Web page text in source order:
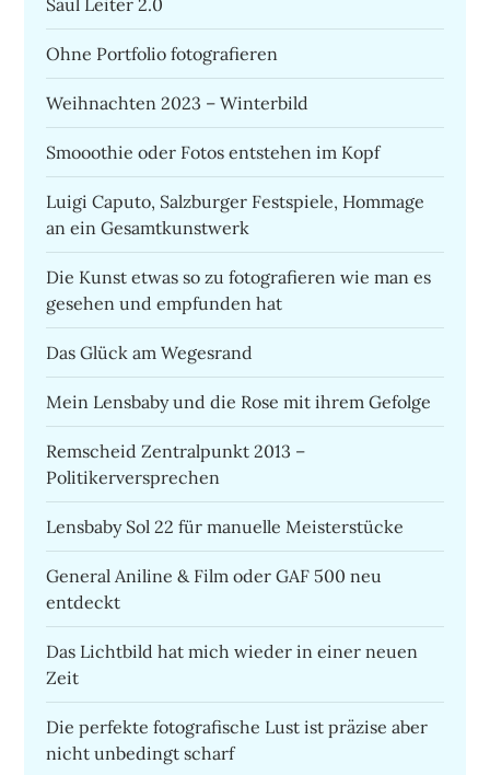
Ohne Portfolio fotografieren
Weihnachten 2023 – Winterbild
Smooothie oder Fotos entstehen im Kopf
Luigi Caputo, Salzburger Festspiele, Hommage
an ein Gesamtkunstwerk
Die Kunst etwas so zu fotografieren wie man es
gesehen und empfunden hat
Das Glück am Wegesrand
Mein Lensbaby und die Rose mit ihrem Gefolge
Remscheid Zentralpunkt 2013 –
Politikerversprechen
Lensbaby Sol 22 für manuelle Meisterstücke
General Aniline & Film oder GAF 500 neu
entdeckt
Das Lichtbild hat mich wieder in einer neuen
Zeit
Die perfekte fotografische Lust ist präzise aber
nicht unbedingt scharf